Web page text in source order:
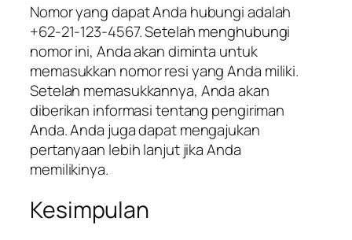
Nomor yang dapat Anda hubungi adalah
+62-21-123-4567. Setelah menghubungi
nomor ini, Anda akan diminta untuk
memasukkan nomor resi yang Anda miliki.
Setelah memasukkannya, Anda akan
diberikan informasi tentang pengiriman
Anda. Anda juga dapat mengajukan
pertanyaan lebih lanjut jika Anda
memilikinya.
Kesimpulan